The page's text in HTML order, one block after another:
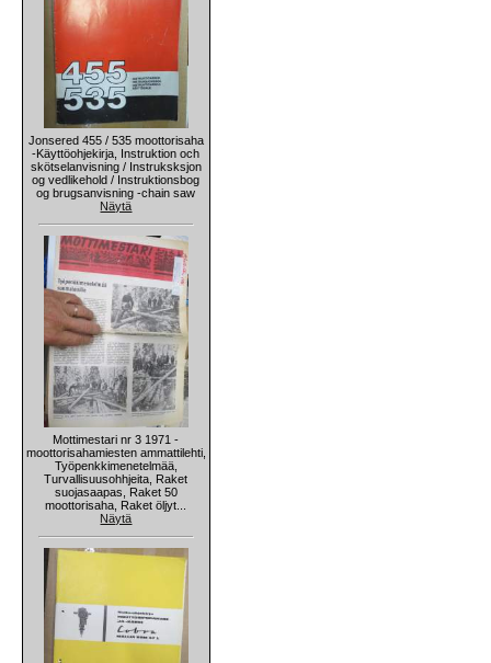
Jonsered 455 / 535 moottorisaha
-Käyttöohjekirja, Instruktion och
skötselanvisning / Instruksksjon
og vedlikehold / Instruktionsbog
og brugsanvisning -chain saw
Näytä
Mottimestari nr 3 1971 -
moottorisahamiesten ammattilehti,
Työpenkkimenetelmää,
Turvallisuusohhjeita, Raket
suojasaapas, Raket 50
moottorisaha, Raket öljyt...
Näytä